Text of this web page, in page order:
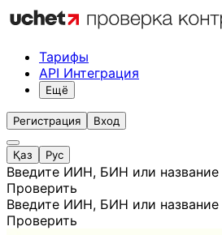
Тарифы
API Интеграция
Ещё
Регистрация Вход
Қаз Рус
Введите ИИН, БИН или название
Проверить
Введите ИИН, БИН или название
Проверить